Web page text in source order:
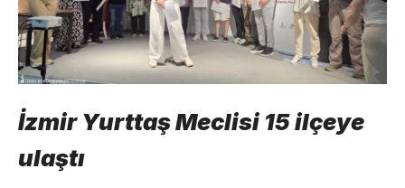
İzmir Yurttaş Meclisi 15 ilçeye
ulaştı